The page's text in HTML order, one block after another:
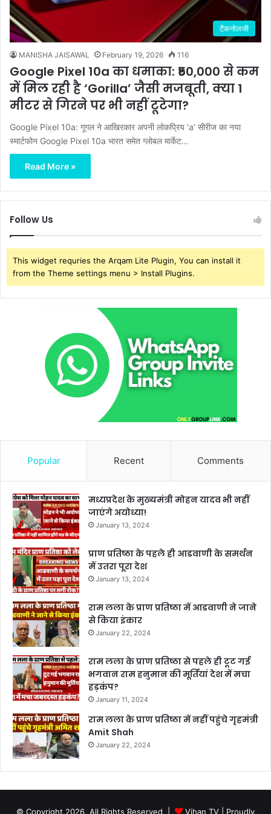
टैकनोलजी
MANISHA JAISAWAL February 19, 2026 116
Google Pixel 10a का धमाका: ₹50,000 से कम
में मिल रही है ‘Gorilla’ जैसी मजबूती, क्या 1
मीटर से गिरने पर भी नहीं टूटेगा?
Google Pixel 10a: गूगल ने आखिरकार अपनी लोकप्रिय ‘a’ सीरीज का नया
स्मार्टफोन Google Pixel 10a भारत समेत ग्लोबल मार्केट…
Read More »
Follow Us
This widget requries the Arqam Lite Plugin, You can install it
from the Theme settings menu > Install Plugins.
Popular Recent Comments
मध्यप्रदेश के मुख्यमंत्री मोहन यादव भी नहीं
जाएंगे अयोध्या!
January 13, 2024
प्राण प्रतिष्ठा के पहले ही आडवाणी के समर्थन
में उतरा पूरा देश
January 13, 2024
राम लला के प्राण प्रतिष्ठा में आडवाणी ने जाने
से किया इंकार
January 22, 2024
राम लला के प्राण प्रतिष्ठा से पहले ही टूट गई
भगवान राम हनुमान की मूर्तियां देश में मचा
हड़कंप?
January 11, 2024
राम लला के प्राण प्रतिष्ठा में नहीं पहुंचे गृहमंत्री
Amit Shah
January 22, 2024
© Copyright 2026, All Rights Reserved | Vihan TV | Proudly